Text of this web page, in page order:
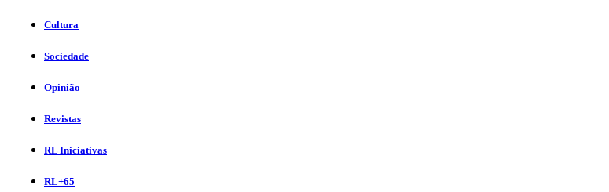
Cultura
Sociedade
Opinião
Revistas
RL Iniciativas
RL+65